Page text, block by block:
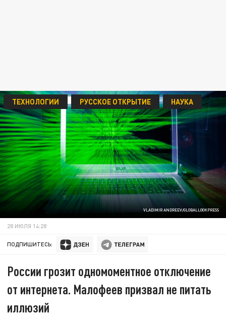
VLADIMIR ANDREEV/GLOBALLOOKPRESS
ТЕХНОЛОГИИ РУССКОЕ ОТКРЫТИЕ НАУКА
28 ИЮЛЯ 14:28
ПОДПИШИТЕСЬ:
России грозит одномоментное отключение
от интернета. Малофеев призвал не питать
иллюзий